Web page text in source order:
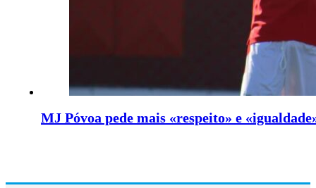
MJ Póvoa pede mais «respeito» e